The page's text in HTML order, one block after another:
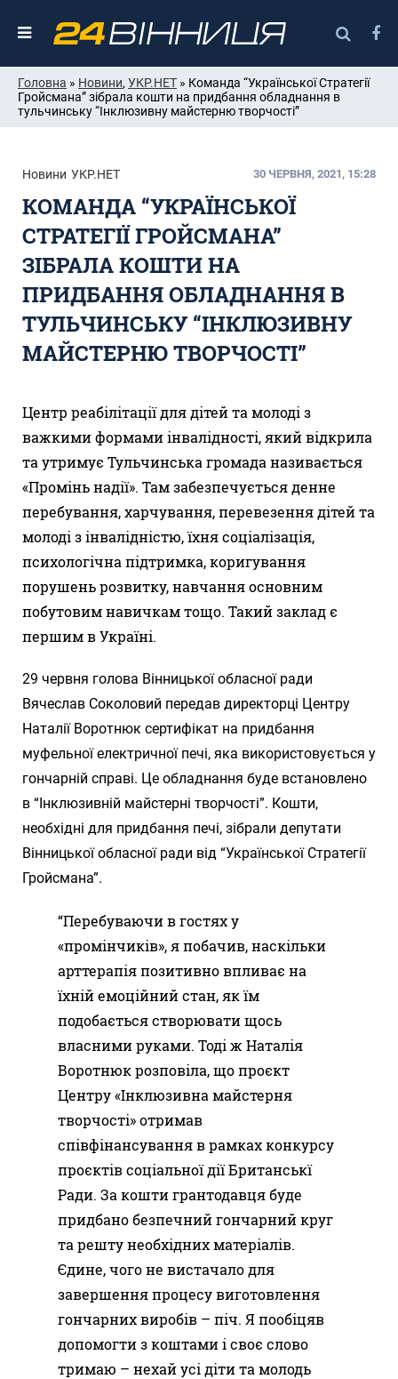
Головна » Новини, УКР.НЕТ » Команда “Української Стратегії
Гройсмана” зібрала кошти на придбання обладнання в
тульчинську “Інклюзивну майстерню творчості”
Новини УКР.НЕТ 30 ЧЕРВНЯ, 2021, 15:28
КОМАНДА “УКРАЇНСЬКОЇ
СТРАТЕГІЇ ГРОЙСМАНА”
ЗІБРАЛА КОШТИ НА
ПРИДБАННЯ ОБЛАДНАННЯ В
ТУЛЬЧИНСЬКУ “ІНКЛЮЗИВНУ
МАЙСТЕРНЮ ТВОРЧОСТІ”
Центр реабілітації для дітей та молоді з
важкими формами інвалідності, який відкрила
та утримує Тульчинська громада називається
«Промінь надії». Там забезпечується денне
перебування, харчування, перевезення дітей та
молоді з інвалідністю, їхня соціалізація,
психологічна підтримка, коригування
порушень розвитку, навчання основним
побутовим навичкам тощо. Такий заклад є
першим в Україні.
29 червня голова Вінницької обласної ради
Вячеслав Соколовий передав директорці Центру
Наталії Воротнюк сертифікат на придбання
муфельної електричної печі, яка використовується у
гончарній справі. Це обладнання буде встановлено
в “Інклюзивній майстерні творчості”. Кошти,
необхідні для придбання печі, зібрали депутати
Вінницької обласної ради від “Української Стратегії
Гройсмана”.
“Перебуваючи в гостях у
«промінчиків», я побачив, наскільки
арттерапія позитивно впливає на
їхній емоційний стан, як їм
подобається створювати щось
власними руками. Тоді ж Наталія
Воротнюк розповіла, що проєкт
Центру «Інклюзивна майстерня
творчості» отримав
співфінансування в рамках конкурсу
проєктів соціальної дії Британськї
Ради. За кошти грантодавця буде
придбано безпечний гончарний круг
та решту необхідних матеріалів.
Єдине, чого не вистачало для
завершення процесу виготовлення
гончарних виробів – піч. Я пообіцяв
допомогти з коштами і своє слово
тримаю – нехай усі діти та молодь